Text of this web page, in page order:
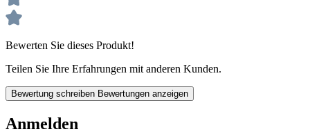
Bewerten Sie dieses Produkt!
Teilen Sie Ihre Erfahrungen mit anderen Kunden.
Bewertung schreiben Bewertungen anzeigen
Anmelden